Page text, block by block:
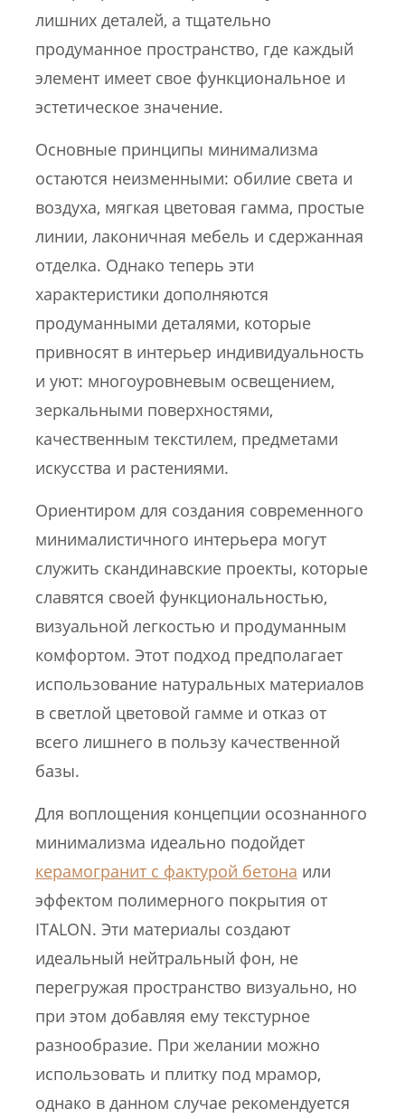
лишних деталей, а тщательно
продуманное пространство, где каждый
элемент имеет свое функциональное и
эстетическое значение.
Основные принципы минимализма
остаются неизменными: обилие света и
воздуха, мягкая цветовая гамма, простые
линии, лаконичная мебель и сдержанная
отделка. Однако теперь эти
характеристики дополняются
продуманными деталями, которые
привносят в интерьер индивидуальность
и уют: многоуровневым освещением,
зеркальными поверхностями,
качественным текстилем, предметами
искусства и растениями.
Ориентиром для создания современного
минималистичного интерьера могут
служить скандинавские проекты, которые
славятся своей функциональностью,
визуальной легкостью и продуманным
комфортом. Этот подход предполагает
использование натуральных материалов
в светлой цветовой гамме и отказ от
всего лишнего в пользу качественной
базы.
Для воплощения концепции осознанного
минимализма идеально подойдет
керамогранит с фактурой бетона или
эффектом полимерного покрытия от
ITALON. Эти материалы создают
идеальный нейтральный фон, не
перегружая пространство визуально, но
при этом добавляя ему текстурное
разнообразие. При желании можно
использовать и плитку под мрамор,
однако в данном случае рекомендуется